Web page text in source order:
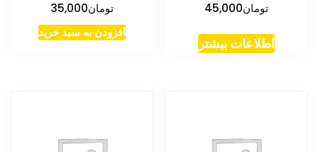
تومان45,000
اطلاعات بیشتر
تومان35,000
افزودن به سبد خرید